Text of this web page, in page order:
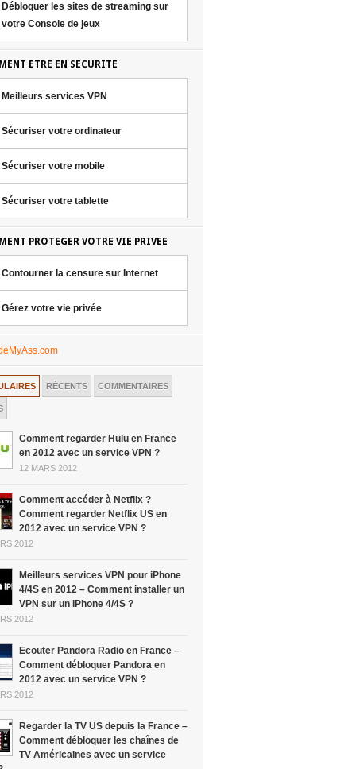
Débloquer les sites de streaming sur
votre Console de jeux
ETRE EN SECURITE
Meilleurs services VPN
Sécuriser votre ordinateur
Sécuriser votre mobile
Sécuriser votre tablette
PROTEGER VOTRE VIE PRIVEE
Contourner la censure sur Internet
Gérez votre vie privée
RÉCENTS COMMENTAIRES
Comment regarder Hulu en France
en 2012 avec un service VPN ?
12 MARS 2012
Comment accéder à Netflix ?
Comment regarder Netflix US en
2012 avec un service VPN ?
2012
Meilleurs services VPN pour iPhone
4/4S en 2012 – Comment installer un
VPN sur un iPhone 4/4S ?
2012
Ecouter Pandora Radio en France –
Comment débloquer Pandora en
2012 avec un service VPN ?
2012
Regarder la TV US depuis la France –
Comment débloquer les chaînes de
TV Américaines avec un service